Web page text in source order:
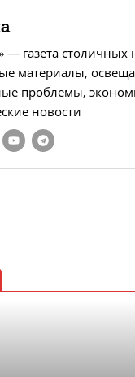
— газета столичных
материалы,
проблемы,
новости